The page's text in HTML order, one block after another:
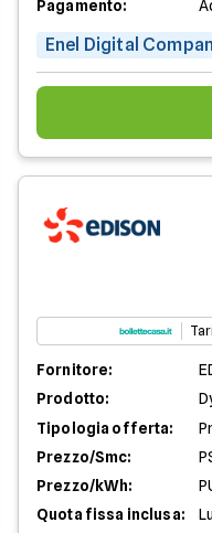
Pagamento:
Enel Digital
Fornitore:
Prodotto:
Tipologia offerta:
Prezzo/Smc:
Prezzo/kWh:
Quota fissa inclusa: